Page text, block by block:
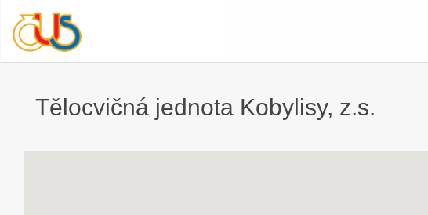
Tělocvičná jednota Kobylisy, z.s.